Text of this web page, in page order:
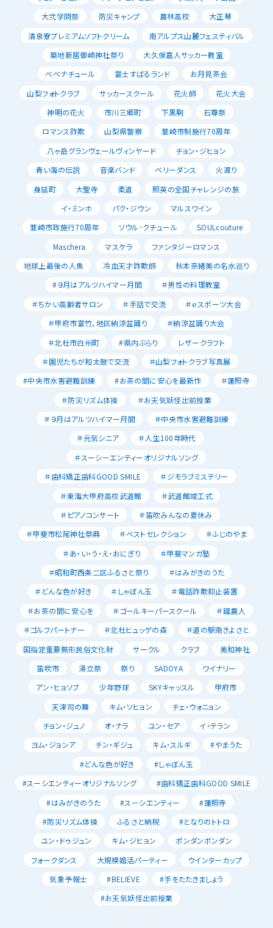
大弐学問祭
防災キャンプ 農林高校
大正琴
清泉寮プレミアムソフトクリーム
南アルプス山麓フェスティバル
築地新居御崎神社祭り
大久保嘉人サッカー教室
べべナチュール
富士すばるランド
お月見茶会
山梨フォトクラブ
サッカースクール 花火師
花火大会
神明の花火
市川三郷町 下黒駒
石尊祭
ロマンス詐欺
山梨県警察
韮崎市制施行70周年
八ヶ岳グランヴェールヴィンヤード
チョン・ジヒョン
青い海の伝説
音楽バンド ベリーダンス
火渡り
身延町
大聖寺 柔道
照英の全国チャレンジの旅
イ・ミンホ
パク・ジウン
マルスワイン
韮崎市政施行70周年
ソウル･クチュール
SOULcouture
Maschera
マスケラ
ファンタジーロマンス
地球上最後の人魚
冷血天才詐欺師
秋本奈緒美の名水巡り
#９月はアルツハイマー月間
＃男性の料理教室
＃ちかい高齢者サロン
＃手話で交流
＃ｅスポーツ大会
＃甲府市富竹，地区納涼盆踊り
＃納涼盆踊り大会
＃北杜市白州町
#県内ぶらり
レザークラフト
＃園児たちが和太鼓で交流
＃山梨フォトクラブ写真展
#中央市水害避難訓練
#お茶の間に安心を最新作
＃蓮照寺
＃防災リズム体操
＃お天気妖怪出前授業
＃９月はアルツハイマー月間
＃中央市水害避難訓練
＃元気シニア
＃人生100年時代
＃スーシーエンティーオリジナルソング
＃歯科矯正歯科GOOD SMILE
＃ジモラブミステリー
＃東海大甲府高校武道館
＃武道館竣工式
＃ピアノコンサート
＃笛吹みんなの夏休み
＃甲斐市松尾神社祭典
＃ベストセレクション
＃ふじのやま
＃あ・い・う・え・おにぎり
＃甲斐マンガ塾
＃昭和町西条二区ふるさと祭り
＃はみがきのうた
＃どんな色が好き
＃しゃぼん玉
＃電話詐欺抑止装置
＃お茶の間に安心を
＃ゴールキーパースクール
＃蹴農人
＃ゴルフパートナー
＃北杜ヒュッゲの森
＃道の駅南きよさと
国指定重要無形民俗文化財
サークル クラブ
美和神社
笛吹市
湯立祭 祭り SADOYA
ワイナリー
アン・ヒョソブ
少年野球 SKYキャッスル
甲府市
天津司の舞
キム・ソヒョン
チェ・ウォニョン
チョン・ジュノ
オ・ナラ ユン・セア
イ・テラン
ヨム・ジョンア
チン・ギジュ キム・スルギ
#やまうた
#どんな色が好き
#しゃぼん玉
#スーシエンティーオリジナルソング
#歯科矯正歯科GOOD SMILE
#はみがきのうた
#スーシエンティー
#蓮照寺
#防災リズム体操
ふるさと納税
#となりのトトロ
ユン・ドゥジュン
キム・ジヒョン
ポンダンポンダン
フォークダンス
大規模婚活パーティー
ウインターカップ
気象予報士
#BELIEVE
#手をたたきましょう
#お天気妖怪出前授業